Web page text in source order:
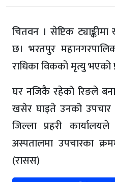
चितवन । सेप्टिक
छ। भरतपुर
राधिका विकको मृत्यु भएको
घर नजिकै रहेको रिङले
खसेर घाइते उनको उपचार
जिल्ला प्रहरी
अस्पतालमा उपचारका
(रासस)